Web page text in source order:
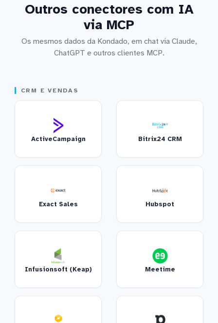
Outros conectores com IA
via MCP
Os mesmos dados da Kondado, em chat via Claude,
ChatGPT e outros clientes MCP.
CRM E VENDAS
ActiveCampaign Bitrix24 CRM
Exact Sales Hubspot
Infusionsoft (Keap) Meetime